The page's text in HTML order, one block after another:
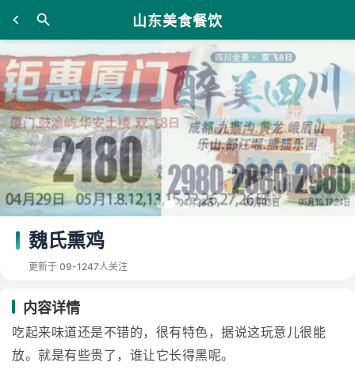
山东美食餐饮
魏氏熏鸡
更新于 09-1247人关注
内容详情
吃起来味道还是不错的，很有特色，据说这玩意儿很能
放。就是有些贵了，谁让它长得黑呢。